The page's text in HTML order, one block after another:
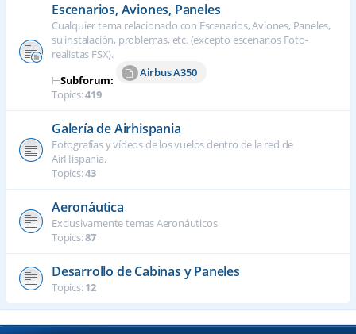
Escenarios, Aviones, Paneles
Cualquier tema relacionado con Escenarios, Aviones, Paneles,
su instalación, problemas, etc. (excepto escenarios Foto-
realistas FSX).
⊢Subforum:
Airbus A350
Topics:419
Galería de Airhispania
Fotografías y vídeos de los vuelos dentro de la red de
AirHispania.
Topics:43
Aeronáutica
Exclusivamente temas Aeronáuticos
Topics:87
Desarrollo de Cabinas y Paneles
Topics:12